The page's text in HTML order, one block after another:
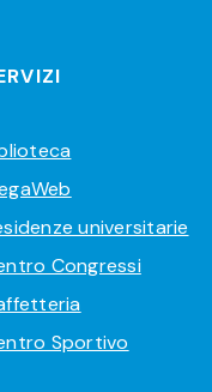
universitarie
Congressi
Sportivo